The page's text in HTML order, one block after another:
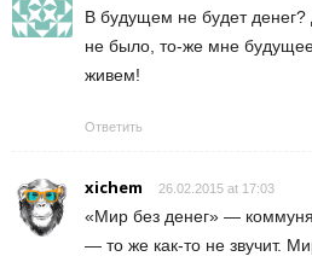
В будущем не будет
не было, то-же мне
живем!
Ответить
xichem 26.02.2015 at 17:03
«Мир без денег» —
— то же как-то не звучит.